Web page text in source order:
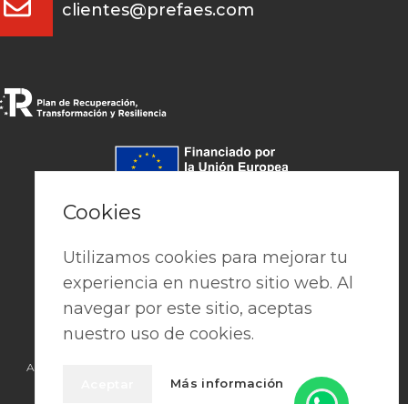
clientes@prefaes.com
Aviso Legal
Cookies
Utilizamos cookies para mejorar tu
experiencia en nuestro sitio web. Al
navegar por este sitio, aceptas
nuestro uso de cookies.
Más información